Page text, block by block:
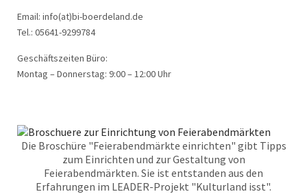
Email: info(at)bi-boerdeland.de
Tel.: 05641-9299784
Geschäftszeiten Büro:
Montag – Donnerstag: 9:00 – 12:00 Uhr
Die Broschüre "Feierabendmärkte einrichten" gibt Tipps
zum Einrichten und zur Gestaltung von
Feierabendmärkten. Sie ist entstanden aus den
Erfahrungen im LEADER-Projekt "Kulturland isst".